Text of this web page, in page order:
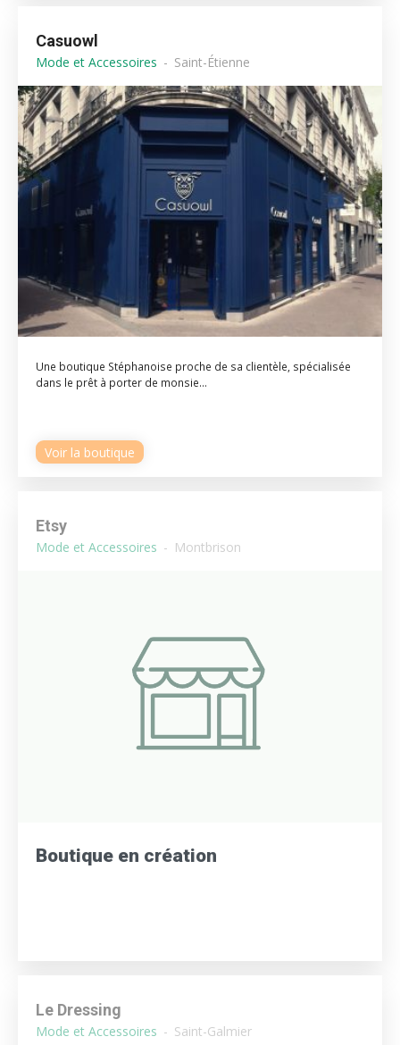
Casuowl
Mode et Accessoires Saint-Étienne
Une boutique Stéphanoise proche de sa clientèle, spécialisée
dans le prêt à porter de monsie...
Voir la boutique
Etsy
Mode et Accessoires Montbrison
Boutique en création
Le Dressing
Mode et Accessoires Saint-Galmier